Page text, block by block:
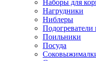
Наборы для
Нагрудники
Ниблеры
Подогреватели
Поильники
Посуда